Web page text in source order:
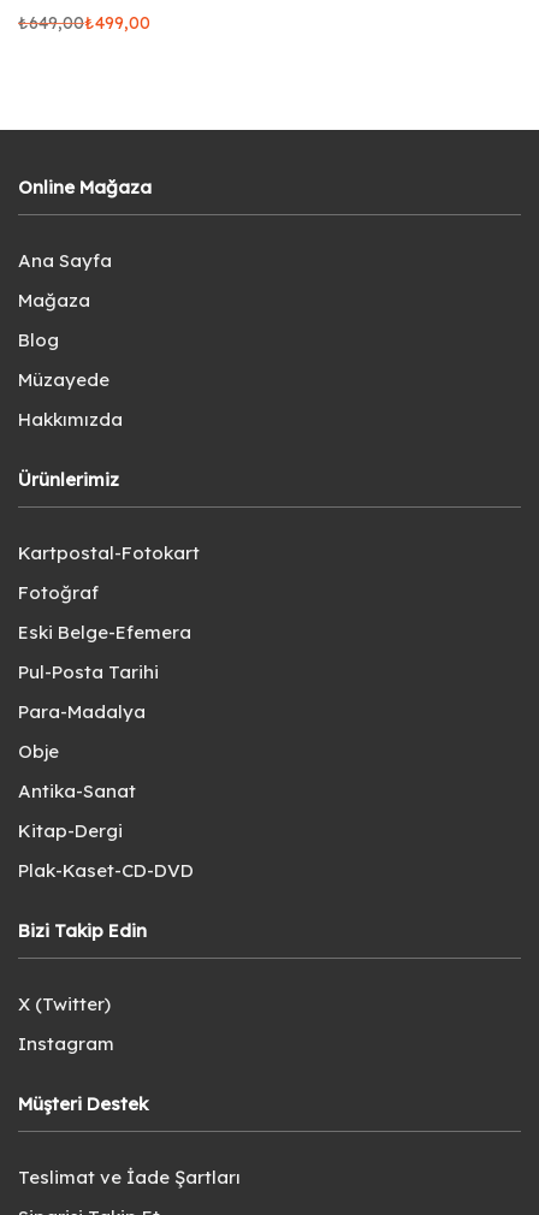
₺649,00₺499,00
Online Mağaza
Ana Sayfa
Mağaza
Blog
Müzayede
Hakkımızda
Ürünlerimiz
Kartpostal-Fotokart
Fotoğraf
Eski Belge-Efemera
Pul-Posta Tarihi
Para-Madalya
Obje
Antika-Sanat
Kitap-Dergi
Plak-Kaset-CD-DVD
Bizi Takip Edin
X (Twitter)
Instagram
Müşteri Destek
Teslimat ve İade Şartları